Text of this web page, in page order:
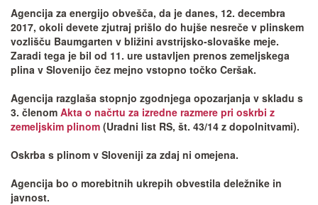
Agencija za energijo obvešča, da je danes, 12. decembra
2017, okoli devete zjutraj prišlo do hujše nesreče v plinskem
vozlišču Baumgarten v bližini avstrijsko-slovaške meje.
Zaradi tega je bil od 11. ure ustavljen prenos zemeljskega
plina v Slovenijo čez mejno vstopno točko Ceršak.
Agencija razglaša stopnjo zgodnjega opozarjanja v skladu s
3. členom Akta o načrtu za izredne razmere pri oskrbi z
zemeljskim plinom (Uradni list RS, št. 43/14 z dopolnitvami).
Oskrba s plinom v Sloveniji za zdaj ni omejena.
Agencija bo o morebitnih ukrepih obvestila deležnike in
javnost.